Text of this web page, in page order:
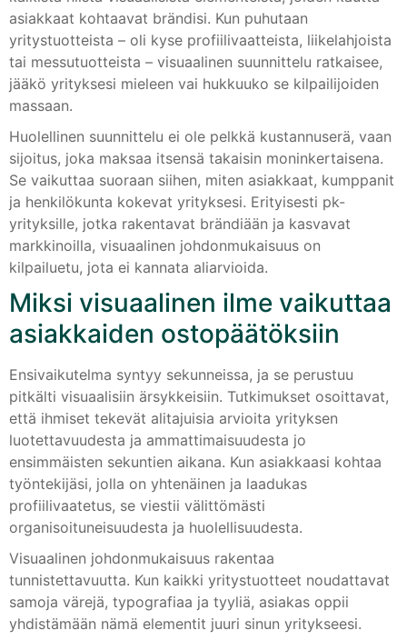
asiakkaat kohtaavat brändisi. Kun puhutaan
yritystuotteista – oli kyse profiilivaatteista, liikelahjoista
tai messutuotteista – visuaalinen suunnittelu ratkaisee,
jääkö yrityksesi mieleen vai hukkuuko se kilpailijoiden
massaan.
Huolellinen suunnittelu ei ole pelkkä kustannuserä, vaan
sijoitus, joka maksaa itsensä takaisin moninkertaisena.
Se vaikuttaa suoraan siihen, miten asiakkaat, kumppanit
ja henkilökunta kokevat yrityksesi. Erityisesti pk-
yrityksille, jotka rakentavat brändiään ja kasvavat
markkinoilla, visuaalinen johdonmukaisuus on
kilpailuetu, jota ei kannata aliarvioida.
Miksi visuaalinen ilme vaikuttaa
asiakkaiden ostopäätöksiin
Ensivaikutelma syntyy sekunneissa, ja se perustuu
pitkälti visuaalisiin ärsykkeisiin. Tutkimukset osoittavat,
että ihmiset tekevät alitajuisia arvioita yrityksen
luotettavuudesta ja ammattimaisuudesta jo
ensimmäisten sekuntien aikana. Kun asiakkaasi kohtaa
työntekijäsi, jolla on yhtenäinen ja laadukas
profiilivaatetus, se viestii välittömästi
organisoituneisuudesta ja huolellisuudesta.
Visuaalinen johdonmukaisuus rakentaa
tunnistettavuutta. Kun kaikki yritystuotteet noudattavat
samoja värejä, typografiaa ja tyyliä, asiakas oppii
yhdistämään nämä elementit juuri sinun yritykseesi.